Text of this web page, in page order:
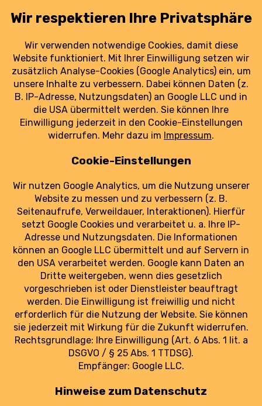
Dresden: Flughafenchef warnt vor
Lufthansa-Rückzug
19. Oktober 2025
Nach Lufthansa-Plänen warnt Dresdner
Flughafenchef vor dem Verlust regionaler
Anbindungen.
weiterlesen